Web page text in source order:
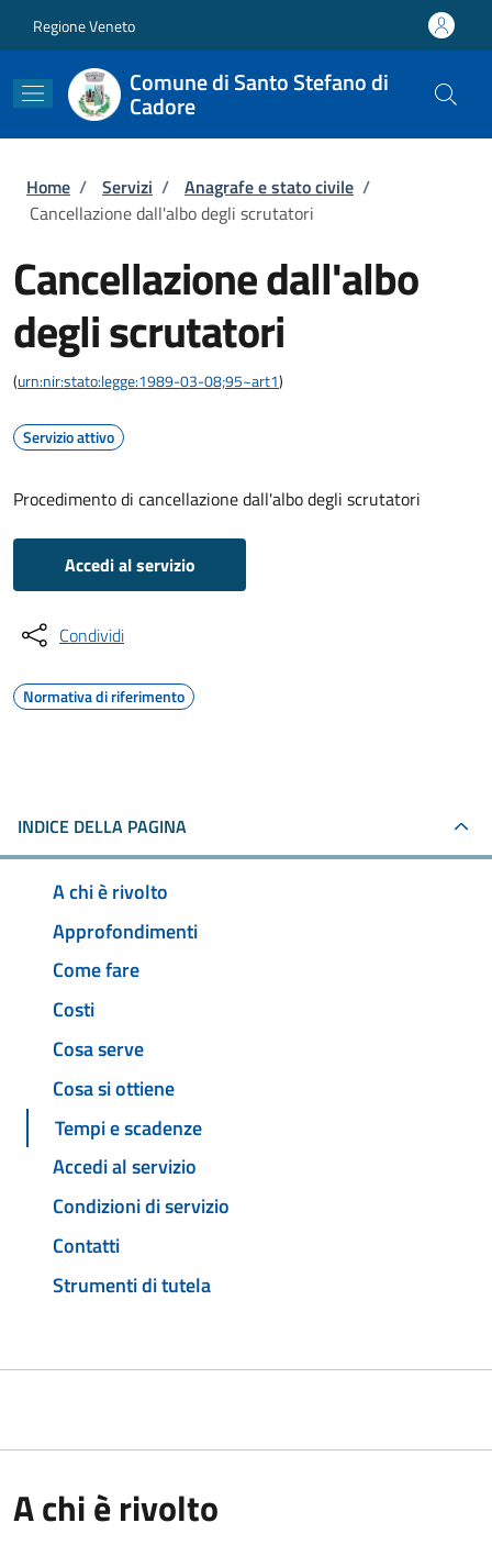
Regione Veneto
Comune di Santo Stefano di
Cadore
Briciole di pane
Home / Servizi / Anagrafe e stato civile /
Cancellazione dall'albo degli scrutatori
Cancellazione dall'albo
degli scrutatori
(urn:nir:stato:legge:1989-03-08;95~art1)
Servizio attivo
Procedimento di cancellazione dall'albo degli scrutatori
Accedi al servizio
Condividi
Normativa di riferimento
INDICE DELLA PAGINA
A chi è rivolto
Approfondimenti
Come fare
Costi
Cosa serve
Cosa si ottiene
Tempi e scadenze
Accedi al servizio
Condizioni di servizio
Contatti
Strumenti di tutela
A chi è rivolto